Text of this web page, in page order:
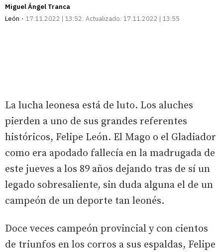
Miguel Ángel Tranca
León
17.11.2022 | 13:52 Actualizado: 17.11.2022 | 13:55
La lucha leonesa está de luto. Los aluches
pierden a uno de sus grandes referentes
históricos, Felipe León. El Mago o el Gladiador
como era apodado fallecía en la madrugada de
este jueves a los 89 años dejando tras de sí un
legado sobresaliente, sin duda alguna el de un
campeón de un deporte tan leonés.
Doce veces campeón provincial y con cientos
de triunfos en los corros a sus espaldas, Felipe